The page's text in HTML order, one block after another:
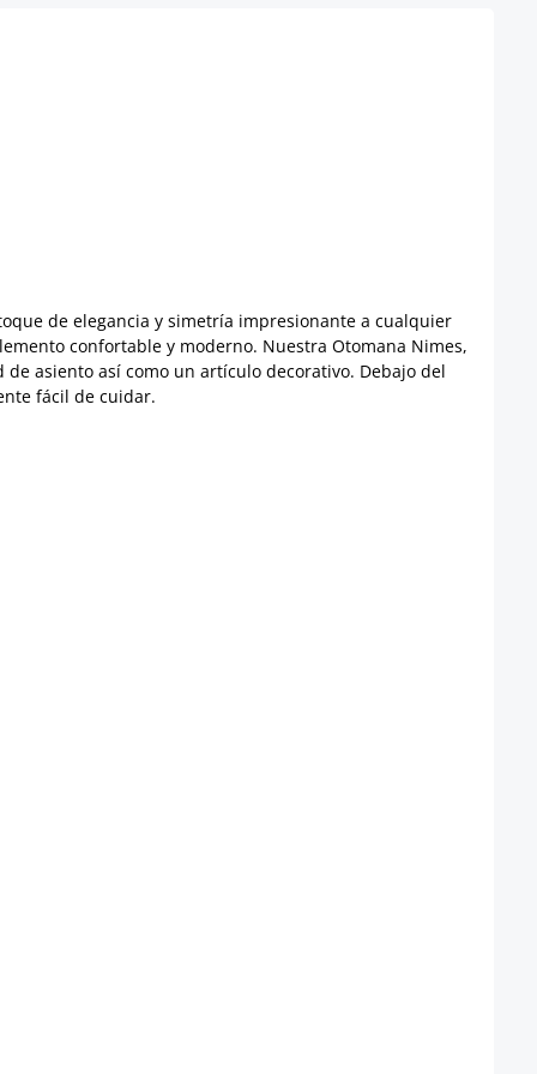
de elegancia y simetría impresionante a cualquier
confortable y moderno. Nuestra Otomana Nimes,
asiento así como un artículo decorativo. Debajo del
fácil de cuidar.